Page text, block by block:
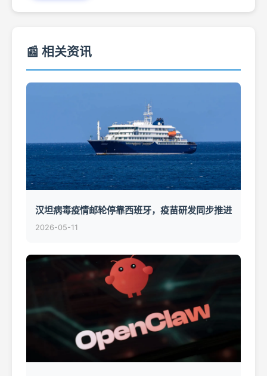
📰 相关资讯
汉坦病毒疫情邮轮停靠西班牙，疫苗研发同步推进
2026-05-11